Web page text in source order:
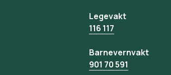
Legevakt
116 117
Barnevernvakt
901 70 591